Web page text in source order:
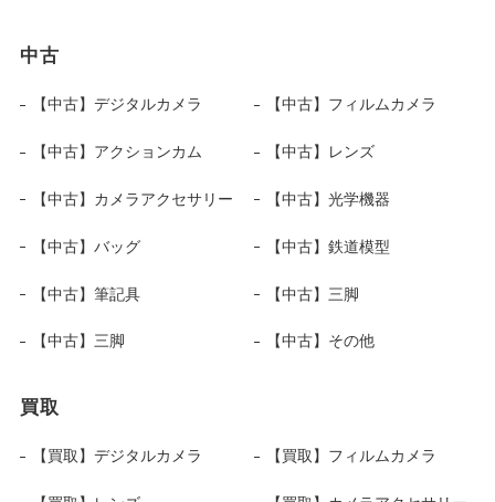
中古
【中古】デジタルカメラ 【中古】フィルムカメラ
【中古】アクションカム 【中古】レンズ
【中古】カメラアクセサリー 【中古】光学機器
【中古】バッグ 【中古】鉄道模型
【中古】筆記具 【中古】三脚
【中古】三脚 【中古】その他
買取
【買取】デジタルカメラ 【買取】フィルムカメラ